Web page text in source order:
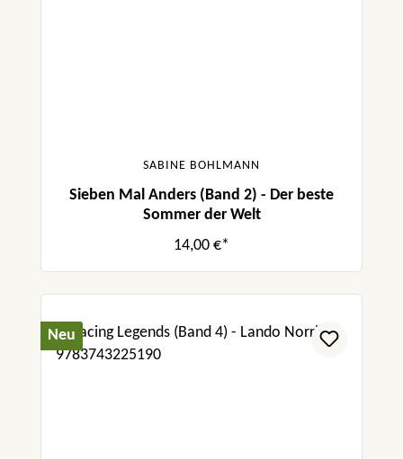
SABINE BOHLMANN
Sieben Mal Anders (Band 2) - Der beste
Sommer der Welt
14,00 €*
Neu